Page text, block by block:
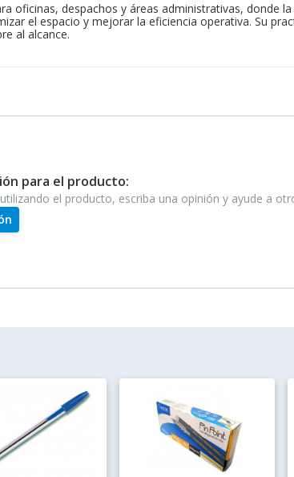
oficinas, despachos y áreas administrativas, donde
el espacio y mejorar la eficiencia operativa. Su
al alcance.
para el producto:
el producto, escriba una opinión y ayude a